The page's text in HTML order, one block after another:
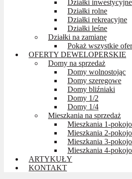
Działki inwestycyjne
Działki rolne
Działki rekreacyjne
Działki leśne
Działki na zamianę
Pokaż wszystkie
OFERTY DEWELOPERSKIE
Domy na sprzedaż
Domy wolnostojąc
Domy szeregowe
Domy bliźniaki
Domy 1/2
Domy 1/4
Mieszkania na sprzedaż
Mieszkania 1-
Mieszkania 2-
Mieszkania 3-
Mieszkania 4-
ARTYKUŁY
KONTAKT